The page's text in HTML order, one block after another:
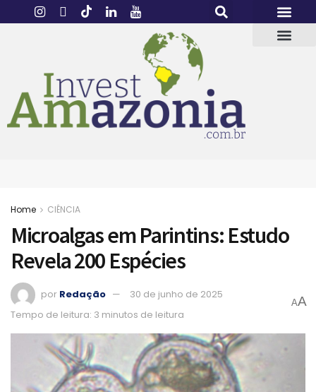
Home CIÊNCIA
Microalgas em Parintins: Estudo
Revela 200 Espécies
por Redação
30 de junho de 2025
Tempo de leitura: 3 minutos de leitura
AA